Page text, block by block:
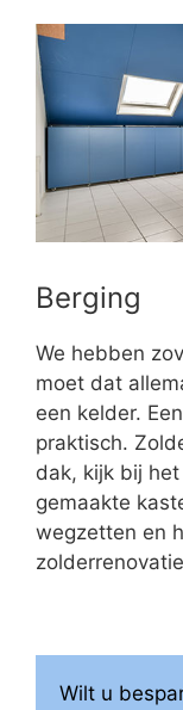
Berging
We hebben
moet dat
een kelder.
praktisch.
dak, kijk bij
gemaakte
wegzetten en
Wilt u